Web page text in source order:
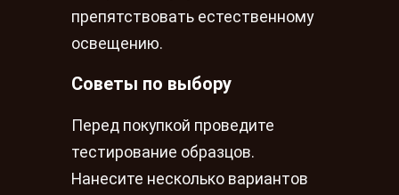
препятствовать естественному
освещению.
Советы по выбору
Перед покупкой проведите
тестирование образцов.
Нанесите несколько вариантов